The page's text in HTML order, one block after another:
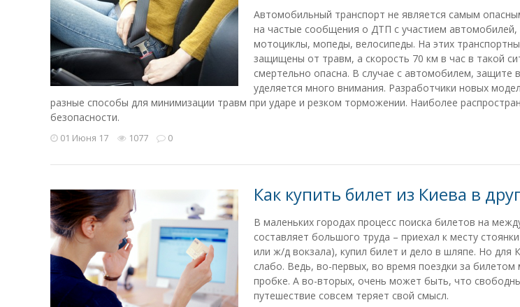
Автомобильный транспорт не является самым
на частые сообщения о ДТП с участием
мотоциклы, мопеды, велосипеды. На этих
защищены от травм, а скорость 70 км в час в такой
смертельно опасна. В случае с автомобилем, защите
уделяется много внимания. Разработчики новых
разные способы для минимизации травм при ударе и резком торможении. Наиболее
безопасности.
01 Июня 17 1077 0
Как купить билет из Киева в
В маленьких городах процесс поиска билетов на
составляет большого труда – приехал к месту
или ж/д вокзала), купил билет и дело в шляпе. Но для
слабо. Ведь, во-первых, во время поездки за
пробке. А во-вторых, очень может быть, что
путешествие совсем теряет свой смысл.